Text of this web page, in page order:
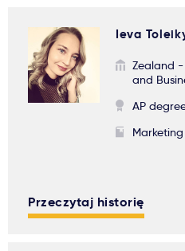
Ieva
Zealand
and
AP
Przeczytaj historię